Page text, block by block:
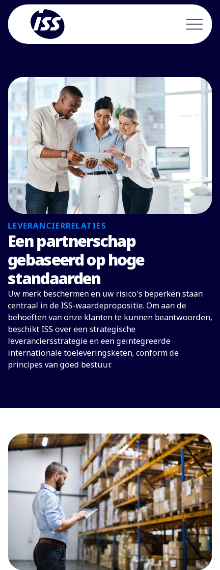
LEVERANCIERRELATIES
Een partnerschap
gebaseerd op hoge
standaarden
Uw merk beschermen en uw risico's beperken staan
centraal in de ISS-waardepropositie. Om aan de
behoeften van onze klanten te kunnen beantwoorden,
beschikt ISS over een strategische
leveranciersstrategie en een geïntegreerde
internationale toeleveringsketen, conform de
principes van goed bestuur.